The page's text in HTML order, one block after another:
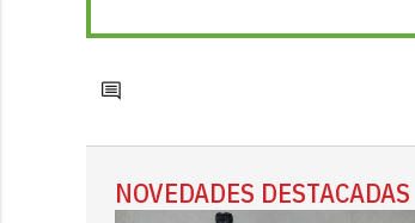
NOVEDADES DESTACADAS